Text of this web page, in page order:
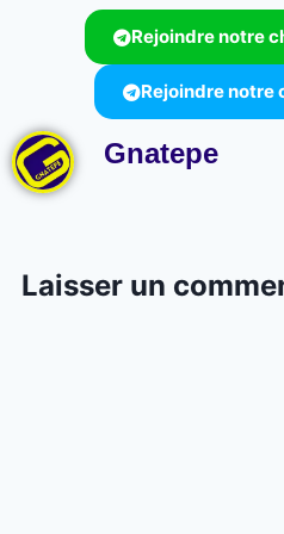
Rejoindre notre
Rejoindre notre
Gnatepe
Laisser un